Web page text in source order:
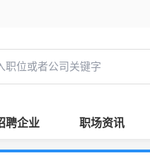
聘企业 职场资讯